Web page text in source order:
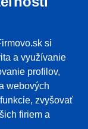
si
a využívanie
profilov,
webových
zvyšovať
firiem a